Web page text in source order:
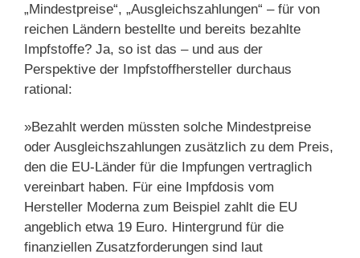
„Mindestpreise“, „Ausgleichszahlungen“ – für von
reichen Ländern bestellte und bereits bezahlte
Impfstoffe? Ja, so ist das – und aus der
Perspektive der Impfstoffhersteller durchaus
rational:
»Bezahlt werden müssten solche Mindestpreise
oder Ausgleichszahlungen zusätzlich zu dem Preis,
den die EU-Länder für die Impfungen vertraglich
vereinbart haben. Für eine Impfdosis vom
Hersteller Moderna zum Beispiel zahlt die EU
angeblich etwa 19 Euro. Hintergrund für die
finanziellen Zusatzforderungen sind laut